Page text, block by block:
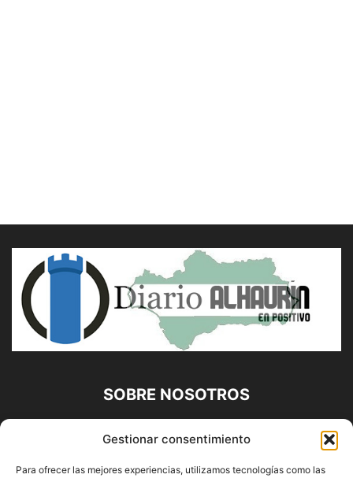
Gestionar consentimiento
Para ofrecer las mejores experiencias, utilizamos tecnologías como las
SOBRE NOSOTROS
Diario Alhaurín (www.alhaurindelatorre.com) Propiedad de
Francisco E. López López | 639 95 71 95 | Noticias de
Alhaurín de la Torre, Málaga y Provincia|